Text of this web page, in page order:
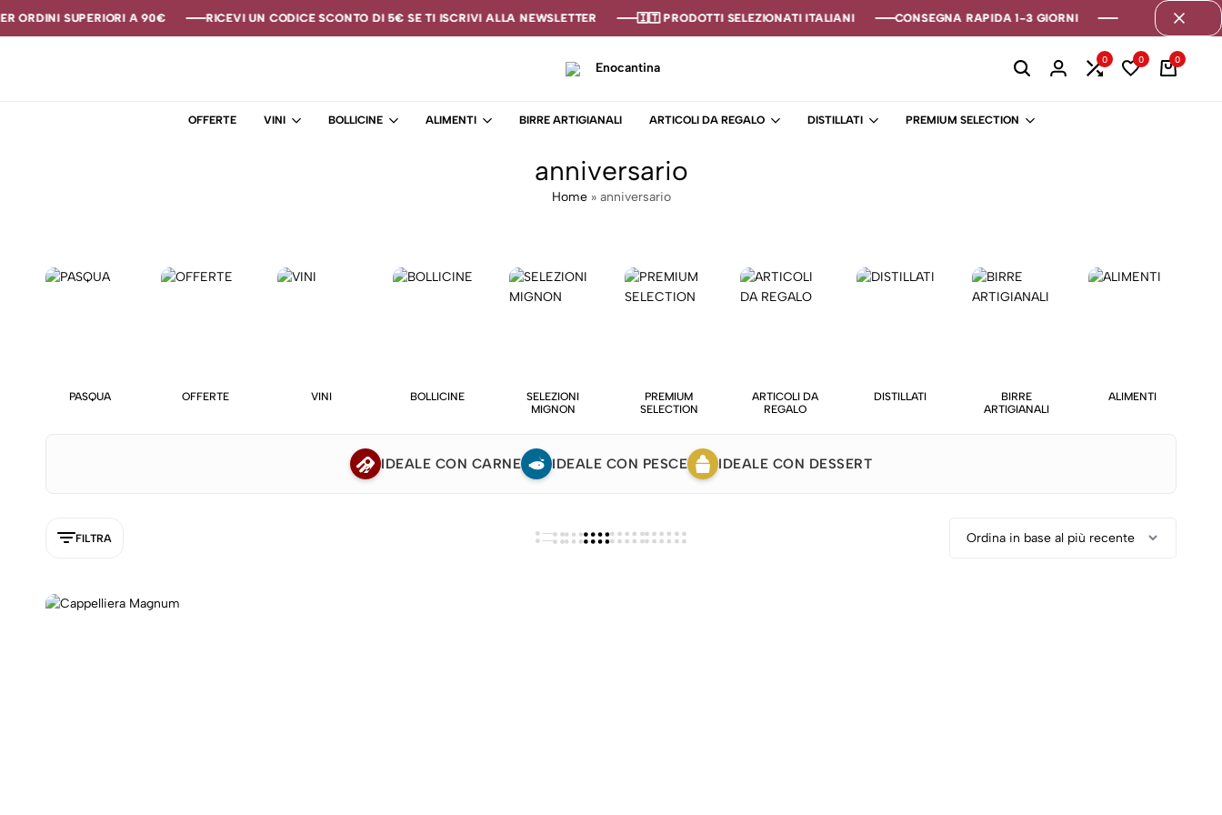
ORDINI SUPERIORI A 90€ RICEVI UN CODICE SCONTO DI 5€ SE TI ISCRIVI ALLA NEWSLETTER 🇮🇹 PRODOTTI SELEZIONATI ITALIANI CONSEGNA RAPIDA 1-3 GIORNI
ORDINI SUPERIORI A 90€ RICEVI UN CODICE SCONTO DI 5€ SE TI ISCRIVI ALLA NEWSLETTER 🇮🇹 PRODOTTI SELEZIONATI ITALIANI CONSEGNA RAPIDA 1-3 GIORNI
ORDINI SUPERIORI A 90€ RICEVI UN CODICE SCONTO DI 5€ SE TI ISCRIVI ALLA NEWSLETTER 🇮🇹 PRODOTTI SELEZIONATI ITALIANI CONSEGNA RAPIDA 1-3 GIORNI
cantina
–
Enoteca
0 0 0
OFFERTE VINI BOLLICINE ALIMENTI BIRRE ARTIGIANALI ARTICOLI DA REGALO DISTILLATI PREMIUM SELECTION
anniversario
Home» anniversario
PASQUA OFFERTE VINI BOLLICINE
SELEZIONI
MIGNON
PREMIUM
SELECTION
ARTICOLI DA
REGALO
DISTILLATI
BIRRE
ARTIGIANALI
ALIMENTI
IDEALE CON CARNE IDEALE CON PESCE IDEALE CON DESSERT
FILTRA